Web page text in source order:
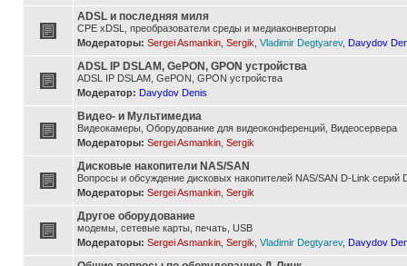
ADSL и последняя миля
CPE xDSL, преобразователи среды и медиаконверторы
Модераторы: Sergei Asmankin Sergik Vladimir Degtyarev, Davydov
ADSL IP DSLAM, GePON, GPON устройства
ADSL IP DSLAM, GePON, GPON устройства
Модератор: Davydov Denis
Видео- и Мультимедиа
Видеокамеры, Оборудование для видеоконференций, Видеосервера
Модераторы: Sergei Asmankin Sergik
Дисковые накопители NAS/SAN
Вопросы и обсуждение дисковых накопителей NAS/SAN D-Link серий
Модераторы: Sergei Asmankin Sergik
Другое оборудование
модемы, сетевые карты, печать, USB
Модераторы: Sergei Asmankin Sergik Vladimir Degtyarev, Davydov